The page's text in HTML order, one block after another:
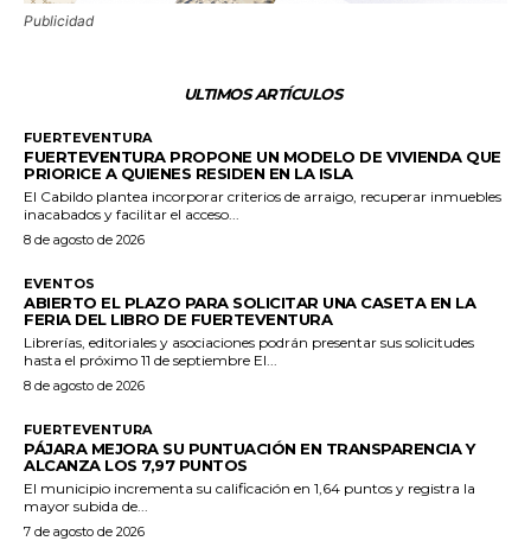
Publicidad
ULTIMOS ARTÍCULOS
FUERTEVENTURA
FUERTEVENTURA PROPONE UN MODELO DE VIVIENDA QUE
PRIORICE A QUIENES RESIDEN EN LA ISLA
El Cabildo plantea incorporar criterios de arraigo, recuperar inmuebles
inacabados y facilitar el acceso...
8 de agosto de 2026
EVENTOS
ABIERTO EL PLAZO PARA SOLICITAR UNA CASETA EN LA
FERIA DEL LIBRO DE FUERTEVENTURA
Librerías, editoriales y asociaciones podrán presentar sus solicitudes
hasta el próximo 11 de septiembre El...
8 de agosto de 2026
FUERTEVENTURA
PÁJARA MEJORA SU PUNTUACIÓN EN TRANSPARENCIA Y
ALCANZA LOS 7,97 PUNTOS
El municipio incrementa su calificación en 1,64 puntos y registra la
mayor subida de...
7 de agosto de 2026